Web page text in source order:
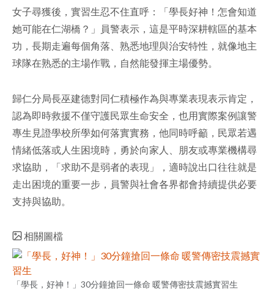
女子尋獲後，實習生忍不住直呼：「學長好神！怎會知道
她可能在仁湖橋？」員警表示，這是平時深耕轄區的基本
功，長期走遍每個角落、熟悉地理與治安特性，就像地主
球隊在熟悉的主場作戰，自然能發揮主場優勢。
歸仁分局長巫建德對同仁積極作為與專業表現表示肯定，
認為即時救援不僅守護民眾生命安全，也用實際案例讓警
專生見證學校所學如何落實實務，他同時呼籲，民眾若遇
情緒低落或人生困境時，勇於向家人、朋友或專業機構尋
求協助，「求助不是弱者的表現」，適時說出口往往就是
走出困境的重要一步，員警與社會各界都會持續提供必要
支持與協助。
相關圖檔
「學長，好神！」30分鐘搶回一條命 暖警傳密技震撼實習生